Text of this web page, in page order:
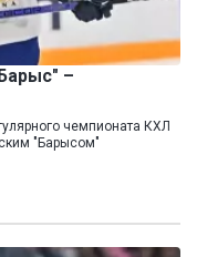
–
чемпионата КХЛ
"Барысом"